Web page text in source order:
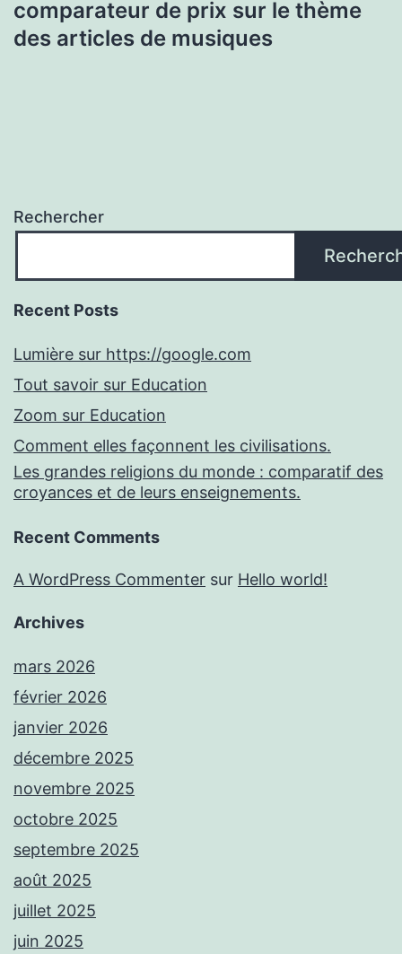
comparateur de prix sur le thème
des articles de musiques
Rechercher
Recent Posts
Lumière sur https://google.com
Tout savoir sur Education
Zoom sur Education
Comment elles façonnent les civilisations.
Les grandes religions du monde : comparatif des
croyances et de leurs enseignements.
Recent Comments
A WordPress Commenter sur Hello world!
Archives
mars 2026
février 2026
janvier 2026
décembre 2025
novembre 2025
octobre 2025
septembre 2025
août 2025
juillet 2025
juin 2025